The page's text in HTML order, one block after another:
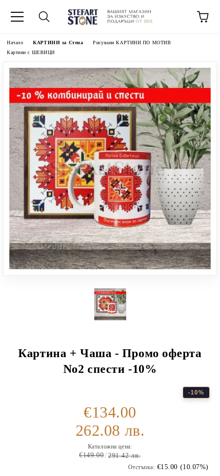
Начало КАРТИНИ за Стена
Рисувани КАРТИНИ ПО МОТИВ
Картини с ШЕВИЦИ
Картина + Чаша - Промо оферта
No2 спести -10%
-10%
€134.00
262.08 лв.
Каталожна цена:
€149.00 291.42 лв.
Отстъпка: €15.00 (10.07%)